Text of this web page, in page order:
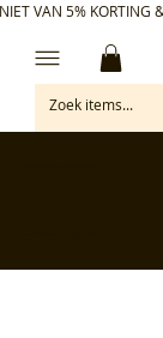
VAN 5% KORTING